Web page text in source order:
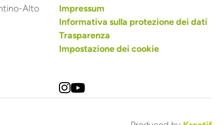
Alto
Impressum
Informativa sulla protezione dei dati
Trasparenza
Impostazione dei cookie
